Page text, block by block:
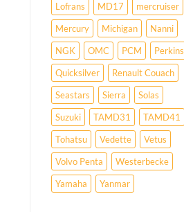
Lofrans
MD17
mercruiser
Mercury
Michigan
Nanni
NGK
OMC PCM
Perkins
Quicksilver
Renault Couach
Seastars
Sierra
Solas
Suzuki
TAMD31
TAMD41
Tohatsu
Vedette
Vetus
Volvo Penta
Westerbecke
Yamaha
Yanmar